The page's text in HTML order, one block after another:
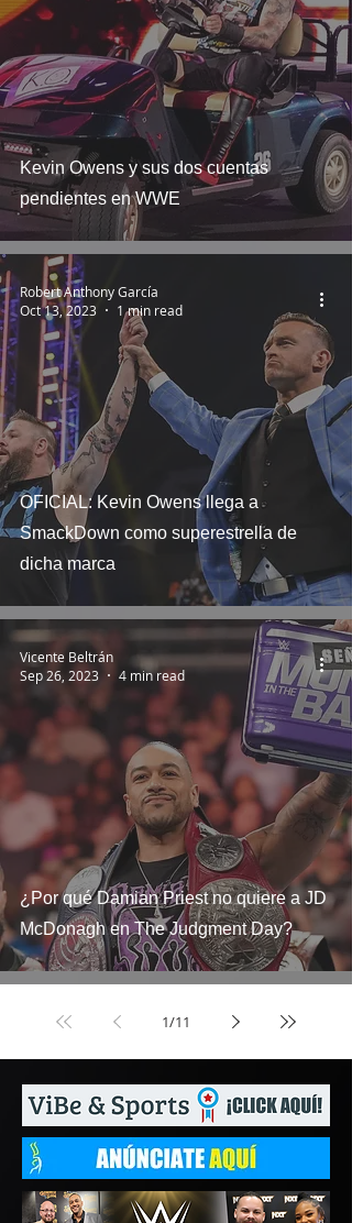
Kevin Owens y sus dos cuentas
pendientes en WWE
OFICIAL: Kevin Owens llega a
SmackDown como superestrella de
dicha marca
Robert Anthony García
Oct 13, 2023
1 min read
¿Por qué Damian Priest no quiere a JD
McDonagh en The Judgment Day?
Vicente Beltrán
Sep 26, 2023
4 min read
1/11